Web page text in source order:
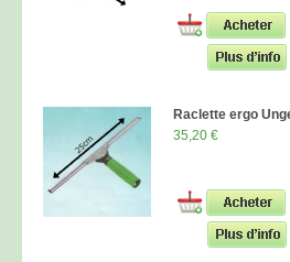
Raclette ergo
35,20 €